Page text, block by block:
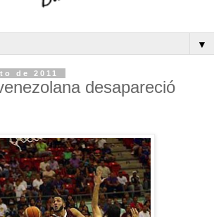
▼
de 2011
desapareció